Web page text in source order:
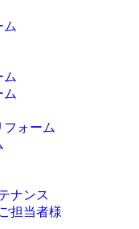
ム
ム
ム
フォーム
ナンス
担当者様